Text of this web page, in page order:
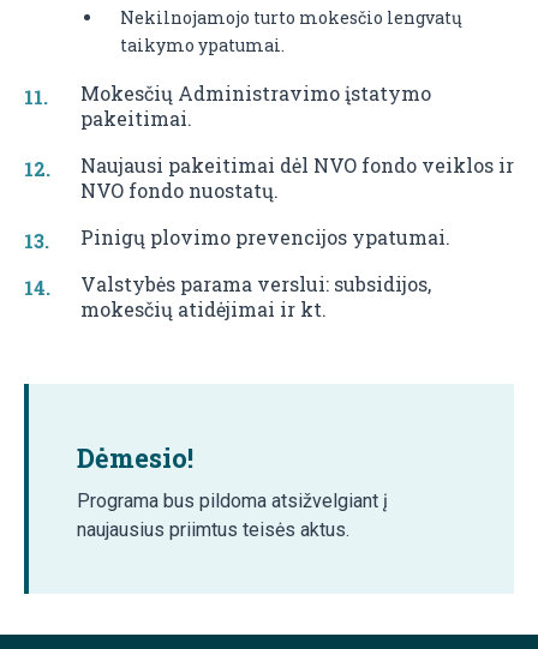
Nekilnojamojo turto mokesčio lengvatų
taikymo ypatumai.
Mokesčių Administravimo įstatymo
pakeitimai.
Naujausi pakeitimai dėl NVO fondo veiklos ir
NVO fondo nuostatų.
Pinigų plovimo prevencijos ypatumai.
Valstybės parama verslui: subsidijos,
mokesčių atidėjimai ir kt.
Dėmesio!
Programa bus pildoma atsižvelgiant į
naujausius priimtus teisės aktus.